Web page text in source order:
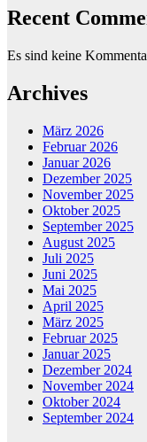
Recent
Es sind keine
Archives
März 2026
Februar 2026
Januar 2026
Dezember 2025
November 2025
Oktober 2025
September 2025
August 2025
Juli 2025
Juni 2025
Mai 2025
April 2025
März 2025
Februar 2025
Januar 2025
Dezember 2024
November 2024
Oktober 2024
September 2024